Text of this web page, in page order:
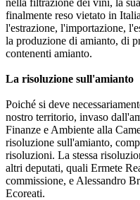
finalmente reso vietato in
l'estrazione, l'importazione,
la produzione di amianto, di
contenenti amianto.
La risoluzione sull'amianto
Poiché si deve
nostro territorio, invaso
Finanze e Ambiente alla
risoluzione sull'amianto,
risoluzioni. La stessa
altri deputati, quali Ermete
commissione, e Alessandro
Ecoreati.